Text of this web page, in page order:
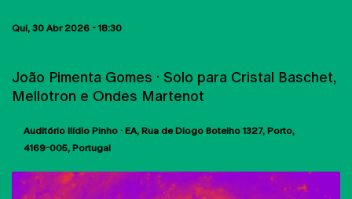
Qui, 30 Abr 2026 - 18:30
João Pimenta Gomes · Solo para Cristal Baschet,
Mellotron e Ondes Martenot
Auditório Ilídio Pinho · EA Rua de Diogo Botelho 1327 Porto
4169-005 Portugal